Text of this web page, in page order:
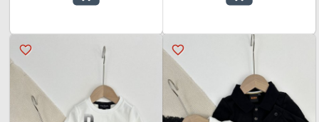
favorite_border
favorite_border